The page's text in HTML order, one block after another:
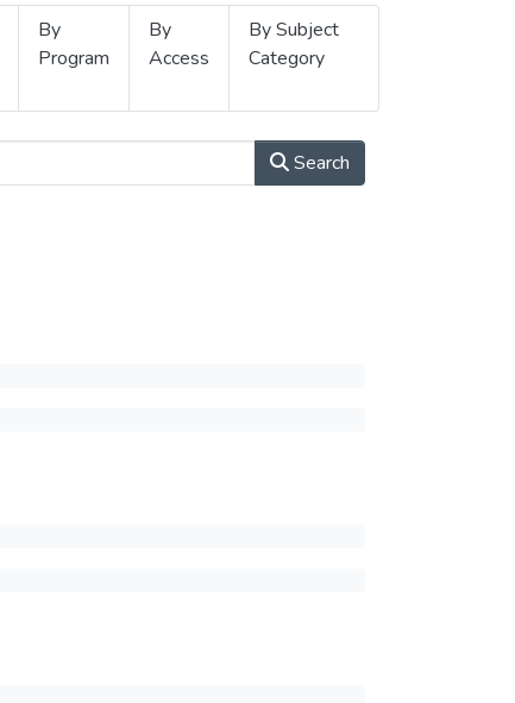
By
Program
By
Access
By Subject
Category
Search